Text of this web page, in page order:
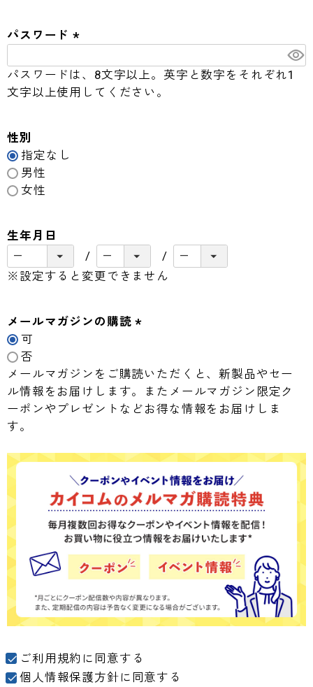
)
パスワード
必
須
パスワードは、8文字以上。英字と数字をそれぞれ1
文字以上使用してください。
性別
指定なし
男性
女性
生年月日
※設定すると変更できません
メールマガジンの購読
須
)
可
否
メールマガジンをご購読いただくと、新製品やセー
ル情報をお届けします。またメールマガジン限定ク
ーポンやプレゼントなどお得な情報をお届けしま
す。
ご利用規約 に同意する
個人情報保護方針に同意する